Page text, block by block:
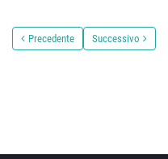
Precedente Successivo